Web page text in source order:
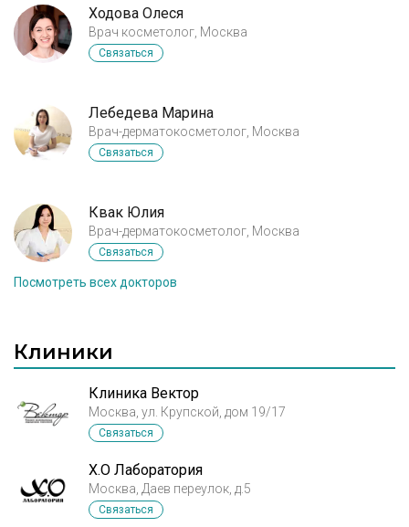
Ходова Олеся
Врач косметолог, Москва
Связаться
Лебедева Марина
Врач-дерматокосметолог, Москва
Связаться
Квак Юлия
Врач-дерматокосметолог, Москва
Связаться
Посмотреть всех докторов
Клиники
Клиника Вектор
Москва, ул. Крупской, дом 19/17
Связаться
X.O Лаборатория
Москва, Даев переулок, д.5
Связаться